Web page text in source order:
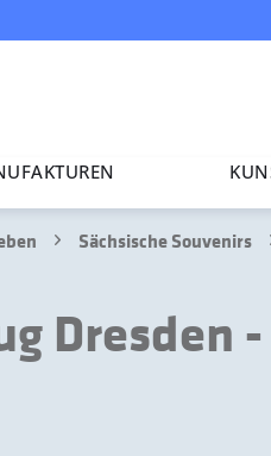
Sächsische Souvenirs